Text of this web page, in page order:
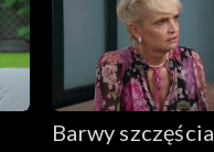
Barwy szczęścia